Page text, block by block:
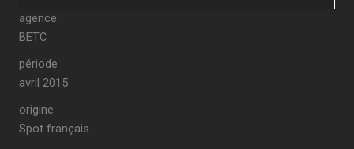
agence
BETC
période
avril 2015
origine
Spot français